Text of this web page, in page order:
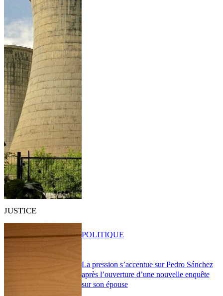
JUSTICE
La pression s’accentue sur Pedro Sánchez
après l’ouverture d’une nouvelle enquête
sur son épouse
POLITIQUE